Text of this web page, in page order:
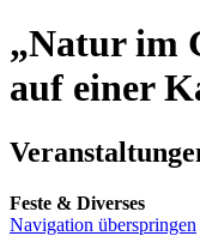
„Natur im
auf einer
Feste & Diverses
Navigation überspringen